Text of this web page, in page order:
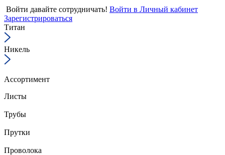
Войти давайте сотрудничать! Войти в Личный кабинет
Зарегистрироваться
Титан
Никель
Ассортимент
Листы
Трубы
Прутки
Проволока